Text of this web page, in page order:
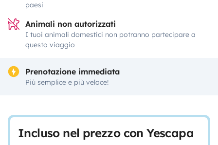
paesi
Animali non autorizzati
I tuoi animali domestici non potranno partecipare a
questo viaggio
Prenotazione immediata
Più semplice e più veloce!
Incluso nel prezzo con Yescapa